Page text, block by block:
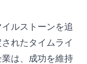
ルストーンを追
れたタイムライ
は、成功を維持